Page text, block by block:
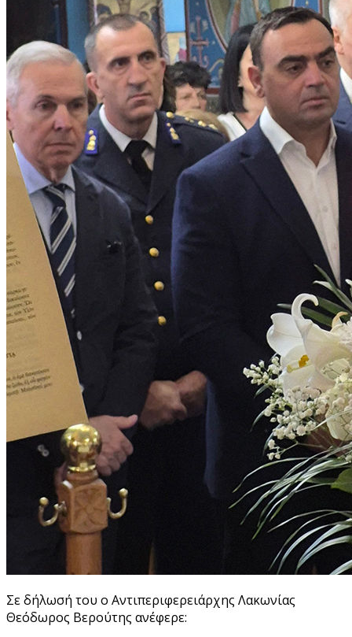
Σε δήλωσή του ο Αντιπεριφερειάρχης Λακωνίας
Θεόδωρος Βερούτης ανέφερε: